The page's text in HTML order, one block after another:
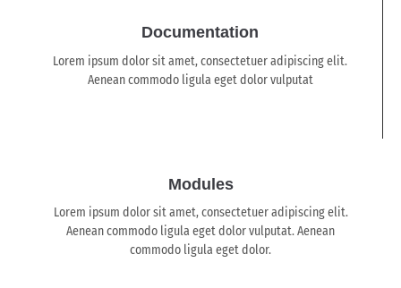
Documentation
Lorem ipsum dolor sit amet, consectetuer adipiscing elit.
Aenean commodo ligula eget dolor vulputat
Modules
Lorem ipsum dolor sit amet, consectetuer adipiscing elit.
Aenean commodo ligula eget dolor vulputat. Aenean
commodo ligula eget dolor.